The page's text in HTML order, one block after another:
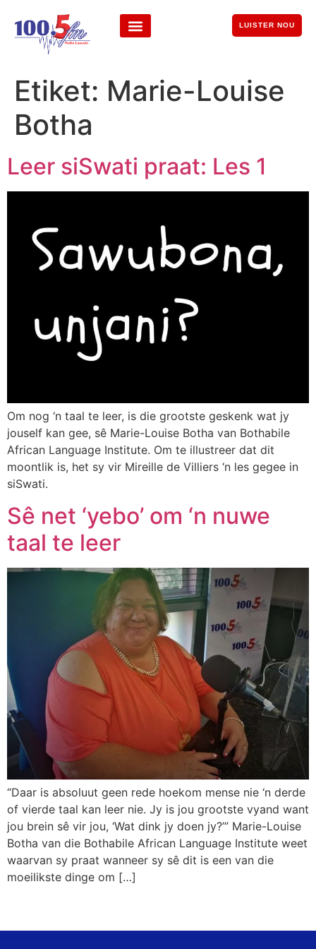
LUISTER NOU
Etiket: Marie-Louise
Botha
Leer siSwati praat: Les 1
Om nog ‘n taal te leer, is die grootste geskenk wat jy
jouself kan gee, sê Marie-Louise Botha van Bothabile
African Language Institute. Om te illustreer dat dit
moontlik is, het sy vir Mireille de Villiers ‘n les gegee in
siSwati.
Sê net ‘yebo’ om ‘n nuwe
taal te leer
“Daar is absoluut geen rede hoekom mense nie ‘n derde
of vierde taal kan leer nie. Jy is jou grootste vyand want
jou brein sê vir jou, ‘Wat dink jy doen jy?’” Marie-Louise
Botha van die Bothabile African Language Institute weet
waarvan sy praat wanneer sy sê dit is een van die
moeilikste dinge om […]